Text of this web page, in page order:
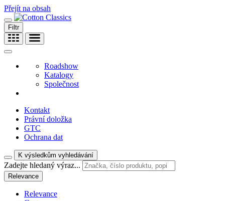
Přejít na obsah
Filtr
Roadshow
Katalogy
Společnost
Kontakt
Právní doložka
GTC
Ochrana dat
K výsledkům vyhledávání
Zadejte hledaný výraz...
Relevance
Relevance